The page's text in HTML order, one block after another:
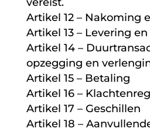
Artikel 12 – Nakoming
Artikel 13 – Levering
Artikel 14 –
opzegging en
Artikel 15 – Betaling
Artikel 16 –
Artikel 17 – Geschillen
Artikel 18 –